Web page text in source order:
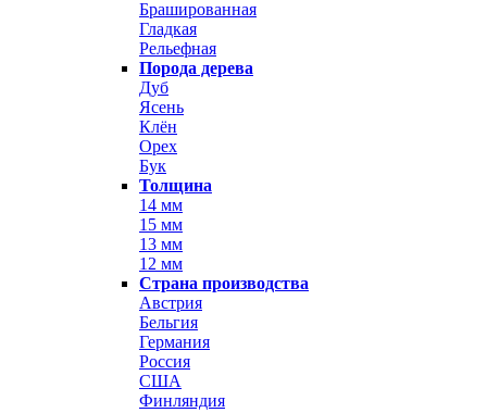
Брашированная
Гладкая
Рельефная
Порода дерева
Дуб
Ясень
Клён
Орех
Бук
Толщина
14 мм
15 мм
13 мм
12 мм
Страна производства
Австрия
Бельгия
Германия
Россия
США
Финляндия